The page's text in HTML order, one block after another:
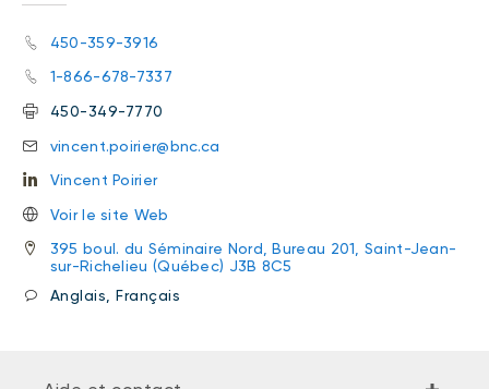
450-359-3916
1-866-678-7337
450-349-7770
vincent.poirier@bnc.ca
Vincent Poirier
Voir le site Web
395 boul. du Séminaire Nord, Bureau 201, Saint-Jean-
sur-Richelieu (Québec) J3B 8C5
Anglais, Français